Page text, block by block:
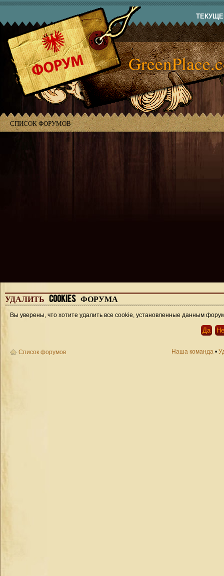
СПИСОК ФОРУМОВ
УДАЛИТЬ COOKIES ФОРУМА
Вы уверены, что хотите удалить все cookie, установленные данным
Список форумов Наша команда •